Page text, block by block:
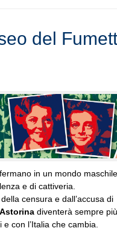
del
in un mondo maschile,
e di cattiveria.
censura e dall’accusa di
diventerà sempre
con l’Italia che cambia.